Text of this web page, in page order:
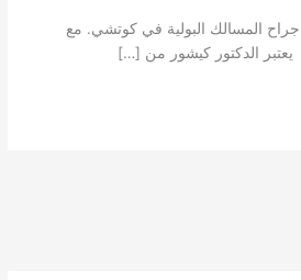
المسالك البولية في كوتشي. مع